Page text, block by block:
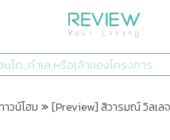
าวน์โฮม »[Preview] สิวารมณ์ วิลเล